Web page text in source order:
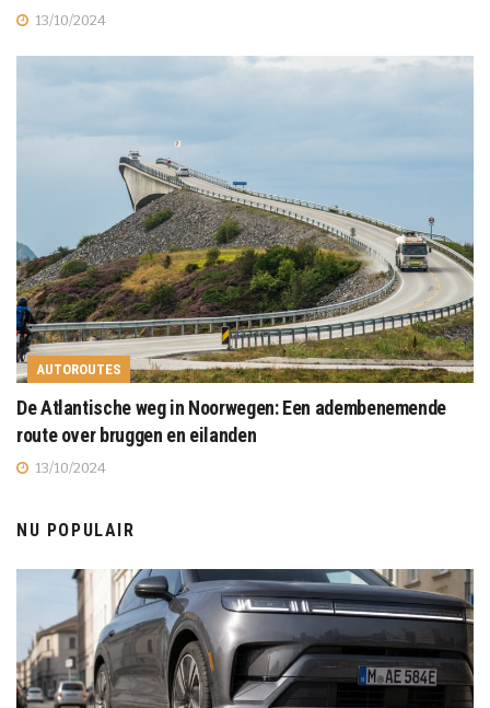
13/10/2024
AUTOROUTES
De Atlantische weg in Noorwegen: Een adembenemende
route over bruggen en eilanden
13/10/2024
NU POPULAIR